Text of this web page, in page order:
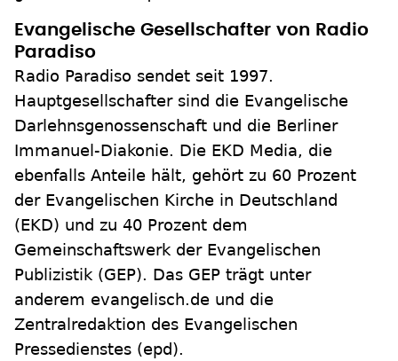
Evangelische Gesellschafter von Radio
Paradiso
Radio Paradiso sendet seit 1997.
Hauptgesellschafter sind die Evangelische
Darlehnsgenossenschaft und die Berliner
Immanuel-Diakonie. Die EKD Media, die
ebenfalls Anteile hält, gehört zu 60 Prozent
der Evangelischen Kirche in Deutschland
(EKD) und zu 40 Prozent dem
Gemeinschaftswerk der Evangelischen
Publizistik (GEP). Das GEP trägt unter
anderem evangelisch.de und die
Zentralredaktion des Evangelischen
Pressedienstes (epd).